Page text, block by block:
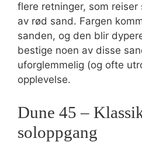
flere retninger, som
av rød sand. Fargen
sanden, og den blir
bestige noen av disse
uforglemmelig (og ofte
opplevelse.
Dune 45 –
soloppgang